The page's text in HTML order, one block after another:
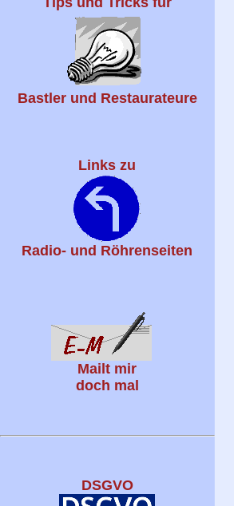
Bastler und Restaurateure
Links zu
Radio- und Röhrenseiten
Mailt mir
doch mal
DSGVO